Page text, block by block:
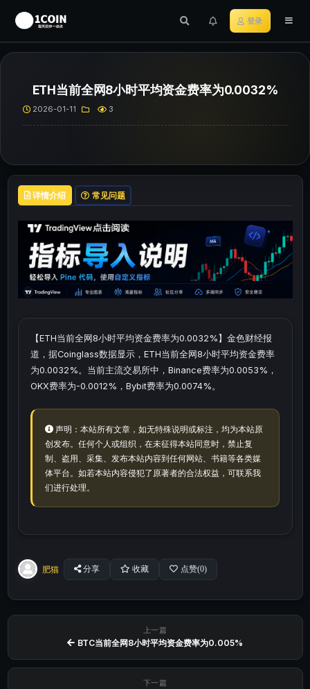
登录
ETH当前全网8小时平均资金费率为0.0032%
2026-01-11 3
详情介绍 常见问题
【ETH当前全网8小时平均资金费率为0.0032%】金色财经报
道，据Coinglass数据显示，ETH当前全网8小时平均资金费率
为0.0032%。当前主流交易所中，Binance费率为0.0053%，
OKX费率为-0.0012%，Bybit费率为0.0074%。
声明：本站所有文章，如无特殊说明或标注，均为本站原
创发布。任何个人或组织，在未征得本站同意时，禁止复
制、盗用、采集、发布本站内容到任何网站、书籍等各类媒
体平台。如若本站内容侵犯了原著者的合法权益，可联系我
们进行处理。
肥猫 分享 收藏 点赞(0)
上一篇
BTC当前全网8小时平均资金费率为0.005%
下一篇